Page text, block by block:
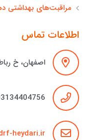
مراقبت‌های بهداشتی
اطلاعات تماس
اصفهان، خ
– 09138299023
heydari.ir